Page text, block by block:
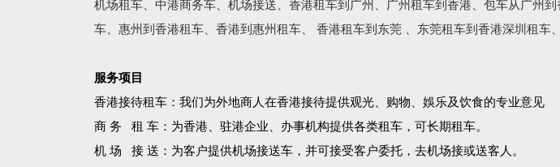
机场租车、中港商务车、机场接送、香港租车到广州、广州租车到香港、包车从广州
车、惠州到香港租车、香港到惠州租车、 香港租车到东莞 、东莞租车到香港深圳租车
服务项目
香港接待租车：我们为外地商人在香港接待提供观光、购物、娛乐及饮食的专业意见
商 务 租 车：为香港、驻港企业、办事机构提供各类租车，可长期租车。
机 场 接 送：为客户提供机场接送车，并可接受客户委托，去机场接或送客人。